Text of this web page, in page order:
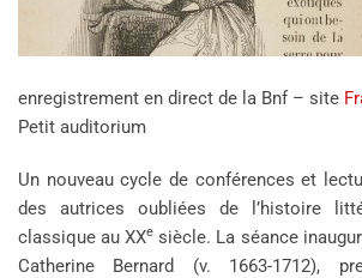
enregistrement en direct de la Bnf – site
Petit auditorium
Un nouveau cycle de conférences et
des autrices oubliées de l’histoire
classique au XXe siècle. La séance
Catherine Bernard (v. 1663-1712),